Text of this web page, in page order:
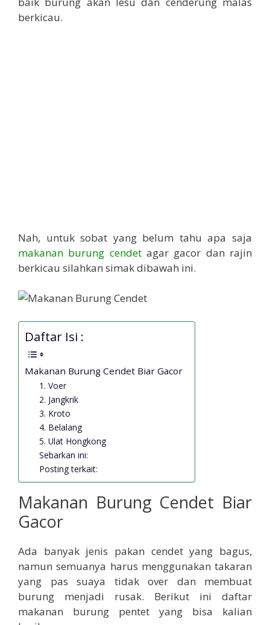
berkicau.
Nah, untuk sobat yang belum tahu apa saja
makanan burung cendetagar gacor dan rajin
berkicau silahkan simak dibawah ini.
Daftar Isi :
Makanan Burung Cendet Biar Gacor
1. Voer
2. Jangkrik
3. Kroto
4. Belalang
5. Ulat Hongkong
Sebarkan ini:
Posting terkait:
Makanan Burung Cendet Biar
Gacor
Ada banyak jenis pakan cendet yang bagus,
namun semuanya harus menggunakan takaran
yang pas suaya tidak over dan membuat
burung menjadi rusak. Berikut ini daftar
makanan burung pentet yang bisa kalian